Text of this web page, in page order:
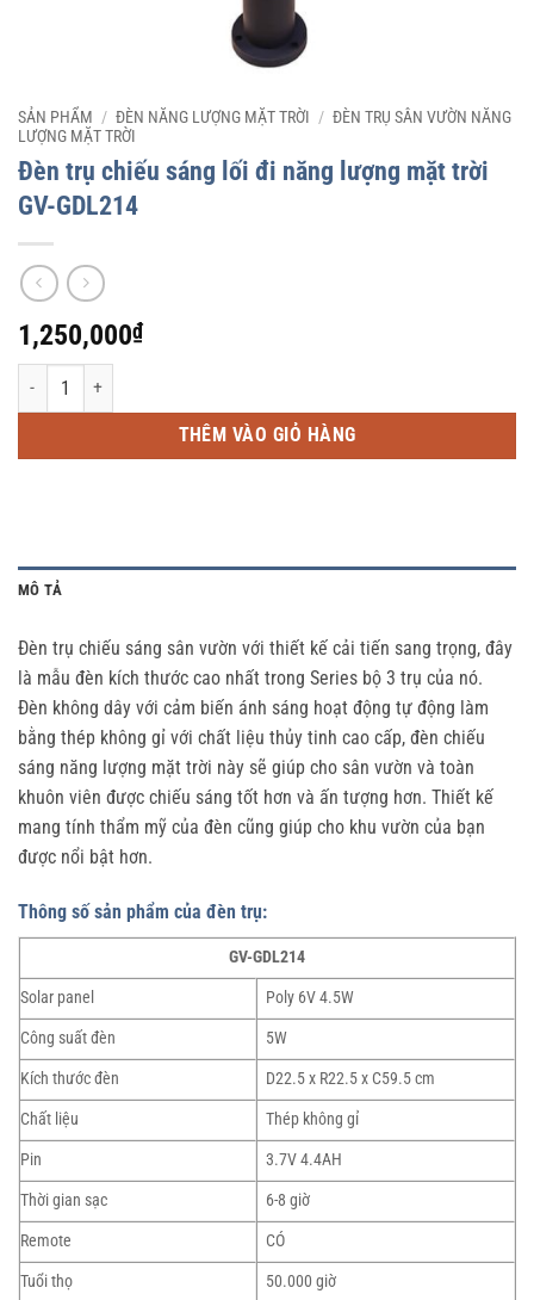
SẢN PHẨM / ĐÈN NĂNG LƯỢNG MẶT TRỜI / ĐÈN TRỤ SÂN VƯỜN NĂNG
LƯỢNG MẶT TRỜI
Đèn trụ chiếu sáng lối đi năng lượng mặt trời
GV-GDL214
1,250,000₫
Đèn trụ chiếu sáng lối đi năng lượng mặt trời GV-GDL214 số lượng
THÊM VÀO GIỎ HÀNG
MÔ TẢ
Đèn trụ chiếu sáng sân vườn với thiết kế cải tiến sang trọng, đây
là mẫu đèn kích thước cao nhất trong Series bộ 3 trụ của nó.
Đèn không dây với cảm biến ánh sáng hoạt động tự động làm
bằng thép không gỉ với chất liệu thủy tinh cao cấp, đèn chiếu
sáng năng lượng mặt trời này sẽ giúp cho sân vườn và toàn
khuôn viên được chiếu sáng tốt hơn và ấn tượng hơn. Thiết kế
mang tính thẩm mỹ của đèn cũng giúp cho khu vườn của bạn
được nổi bật hơn.
Thông số sản phẩm của đèn trụ:
GV-GDL214
Solar panel
Poly 6V 4.5W
Công suất đèn
5W
Kích thước đèn
D22.5 x R22.5 x C59.5 cm
Chất liệu
Thép không gỉ
Pin
3.7V 4.4AH
Thời gian sạc
6-8 giờ
Remote
CÓ
Tuổi thọ
50.000 giờ